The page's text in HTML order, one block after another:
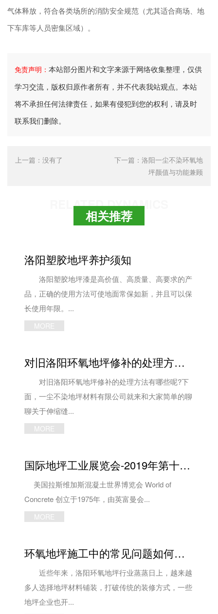
气体释放，符合各类场所的消防安全规范（尤其适合商场、地
下车库等人员密集区域）。
免责声明： 本站部分图片和文字来源于网络收集整理，仅供
学习交流，版权归原作者所有，并不代表我站观点。本站
将不承担任何法律责任，如果有侵犯到您的权利，请及时
联系我们删除。
上一篇： 没有了 下一篇： 洛阳一尘不染环氧地
坪颜值与功能兼顾
RELATED DYNAMICS
相关推荐
洛阳塑胶地坪养护须知
洛阳塑胶地坪漆是高价值、高质量、高要求的产
品，正确的使用方法可使地面常保如新，并且可以保
长使用年限。...
MORE
对旧洛阳环氧地坪修补的处理方法有哪些
对旧洛阳环氧地坪修补的处理方法有哪些呢?下
面，一尘不染地坪材料有限公司就来和大家简单的聊
聊关于伸缩缝...
MORE
国际地坪工业展览会-2019年第十六届美国拉斯维加斯混凝土世界博览会
美国拉斯维加斯混凝土世界博览会 World of
Concrete 创立于1975年，由英富曼会...
MORE
环氧地坪施工中的常见问题如何预防
近些年来，洛阳环氧地坪行业蒸蒸日上，越来越
多人选择地坪材料铺装，打破传统的装修方式，一些
地坪企业也开...